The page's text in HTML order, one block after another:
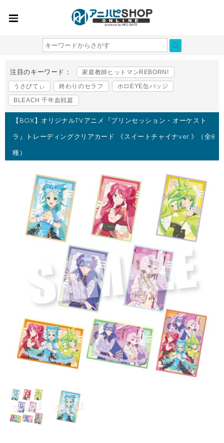
注目のキーワード：
家庭教師ヒットマンREBORN!
うさびてぃ
終わりのセラフ
ホロEYE缶バッジ
BLEACH 千年血戦篇
【BOX】オリジナルTVアニメ『プリンセッション・オーケスト
ラ』トレーディングクリアカード 《スイートチャイナver.》（全8
種）